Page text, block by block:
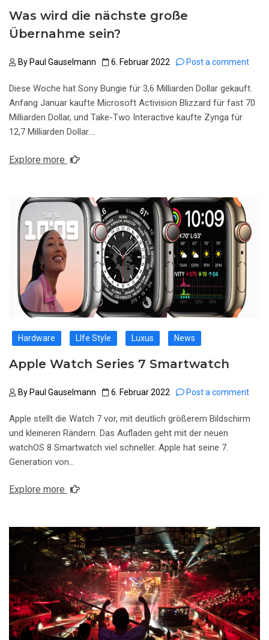
Was wird die nächste große
Übernahme sein?
By Paul Gauselmann 6. Februar 2022 Post a comment
Diese Woche hat Sony Bungie für 3,6 Milliarden Dollar gekauft.
Anfang Januar kaufte Microsoft Activision Blizzard für fast 70
Milliarden Dollar, und Take-Two Interactive kaufte Zynga für
12,7 Milliarden Dollar….
Explore more
Hardware LIfe Style Luxus News
Apple Watch Series 7 Smartwatch
By Paul Gauselmann 6. Februar 2022 Post a comment
Apple stellt die Watch 7 vor, mit deutlich größerem Bildschirm
und kleineren Rändern. Das Aufladen geht mit der neuen
watchOS 8 Smartwatch viel schneller. Apple hat seine 7.
Generation von…
Explore more